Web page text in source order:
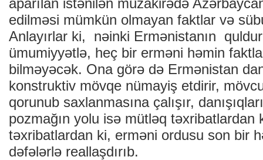
aparılan istənilən müzakirədə
edilməsi mümkün olmayan faktlar və
Anlayırlar ki, nəinki Ermənistanın
ümumiyyətlə, heç bir erməni həmin
bilməyəcək. Ona görə də Ermənistan
konstruktiv mövqe nümayiş etdirir,
qorunub saxlanmasına çalışır,
pozmağın yolu isə mütləq təxribatlardan
təxribatlardan ki, erməni ordusu son bir
dəfələrlə reallaşdırıb.